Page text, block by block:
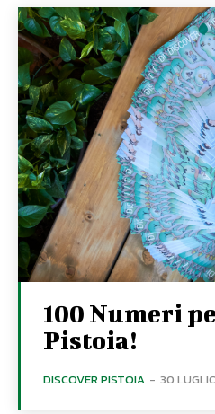
100 Numeri
Pistoia!
DISCOVER PISTOIA - 30